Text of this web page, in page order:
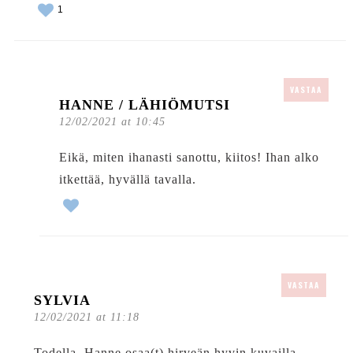
1
HANNE / LÄHIÖMUTSI
12/02/2021 at 10:45
VASTAA
Eikä, miten ihanasti sanottu, kiitos! Ihan alko
itkettää, hyvällä tavalla.
SYLVIA
12/02/2021 at 11:18
VASTAA